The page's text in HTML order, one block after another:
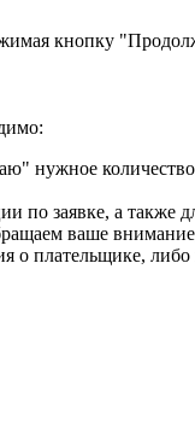
кнопку
нужное
заявке, а также
ваше
о плательщике,